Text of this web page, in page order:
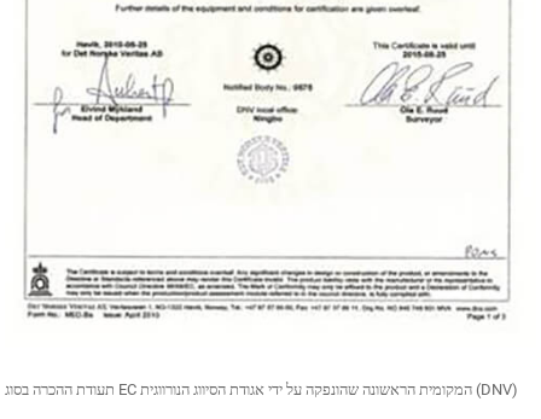
תעודת ההכרה בסוג EC המקומית הראשונה שהונפקה על ידי אגודת הסיווג הנורווגית (DNV)